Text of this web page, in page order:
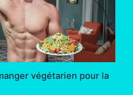
végétarien pour la